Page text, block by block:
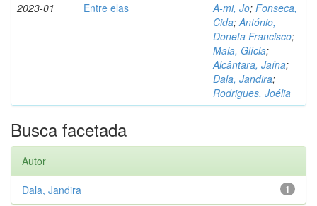
2023-01 Entre elas A-mi, Jo; Fonseca,
Cida;António,
Doneta Francisco;
Maia, Glícia;
Alcântara, Jaína;
Dala, Jandira;
Rodrigues, Joélia
Busca facetada
Autor
1
Dala, Jandira